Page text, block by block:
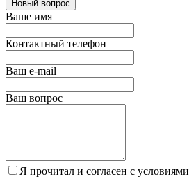
Новый вопрос
Ваше имя
Контактный телефон
Ваш e-mail
Ваш вопрос
Я прочитал и согласен с условиями